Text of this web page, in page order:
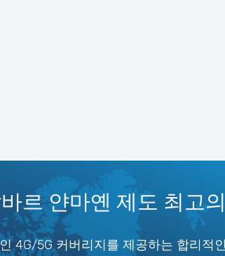
르 얀마옌 제도 최고
4G/5G 커버리지를 제공하는 합리적